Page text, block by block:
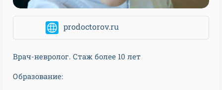
prodoctorov.ru
Врач-невролог. Стаж более 10 лет
Образование: